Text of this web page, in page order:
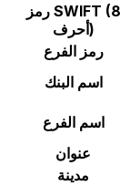
رمز SWIFT (8
أحرف)
رمز الفرع
اسم البنك
اسم الفرع
عنوان
مدينة